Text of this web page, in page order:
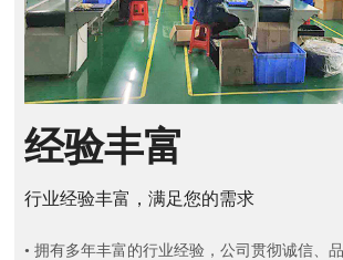
经验丰富
行业经验丰富，满足您的需求
• 拥有多年丰富的行业经验，公司贯彻诚信、